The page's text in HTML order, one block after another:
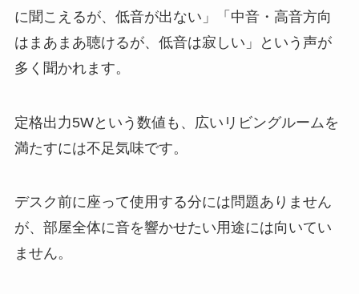
に聞こえるが、低音が出ない」「中音・高音方向
はまあまあ聴けるが、低音は寂しい」という声が
多く聞かれます。
定格出力5Wという数値も、広いリビングルームを
満たすには不足気味です。
デスク前に座って使用する分には問題ありません
が、部屋全体に音を響かせたい用途には向いてい
ません。